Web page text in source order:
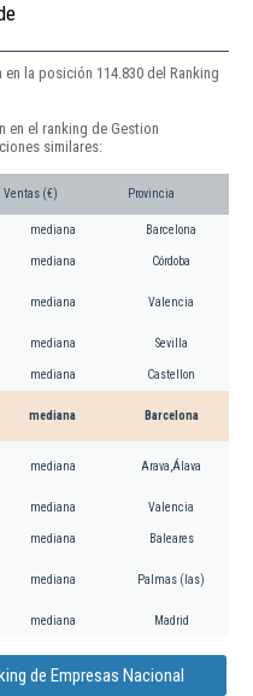
la posición 114.830 del Ranking
el ranking de Gestion
similares:
Ventas (€) Provincia
mediana Barcelona
mediana Córdoba
mediana Valencia
mediana Sevilla
mediana Castellon
mediana Barcelona
mediana Arava,Álava
mediana Valencia
mediana Baleares
mediana Palmas (las)
mediana Madrid
de Empresas Nacional